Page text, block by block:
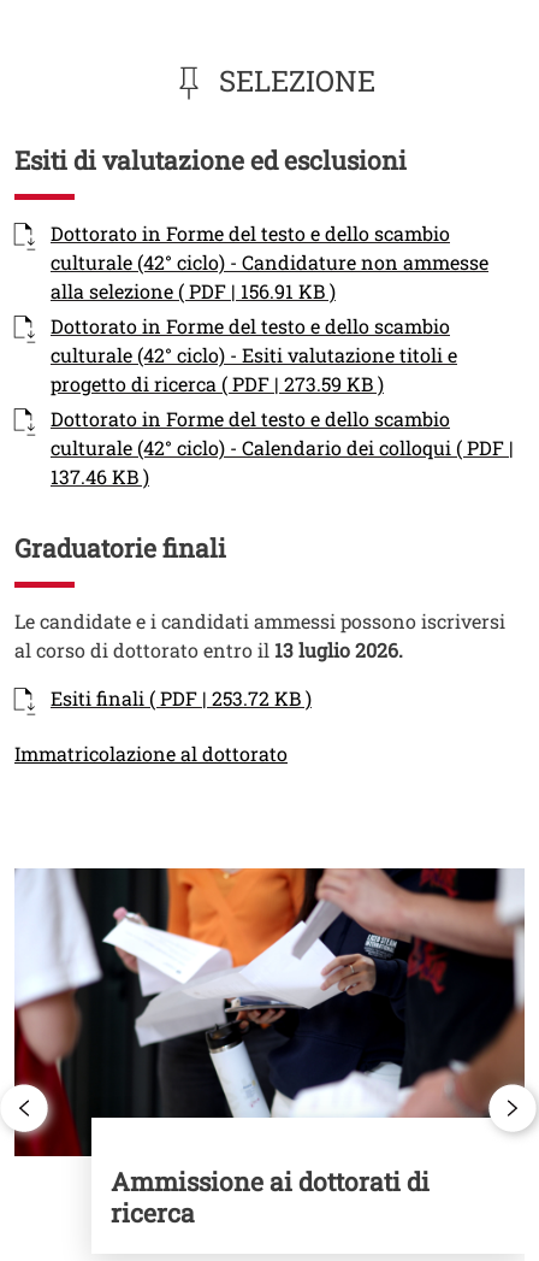
SELEZIONE
Titolo
Esiti di valutazione ed esclusioni
Documenti
Documento
Dottorato in Forme del testo e dello scambio
culturale (42° ciclo) - Candidature non ammesse
alla selezione ( PDF | 156.91 KB )Apri il link in una
Documento
Dottorato in Forme del testo e dello scambio
culturale (42° ciclo) - Esiti valutazione titoli e
progetto di ricerca ( PDF | 273.59 KB )Apri il link in
Documento
Dottorato in Forme del testo e dello scambio
culturale (42° ciclo) - Calendario dei colloqui ( PDF |
137.46 KB )Apri il link in una nuova finestra
Titolo
Graduatorie finali
Testo
Le candidate e i candidati ammessi possono iscriversi
al corso di dottorato entro il 13 luglio 2026.
Documenti
Documento
Esiti finali ( PDF | 253.72 KB )Apri il link in una
Link
Immatricolazione al dottorato
Image
Ammissione ai dottorati di
ricerca